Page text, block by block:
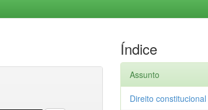
Índice
Assunto
Direito constitucional